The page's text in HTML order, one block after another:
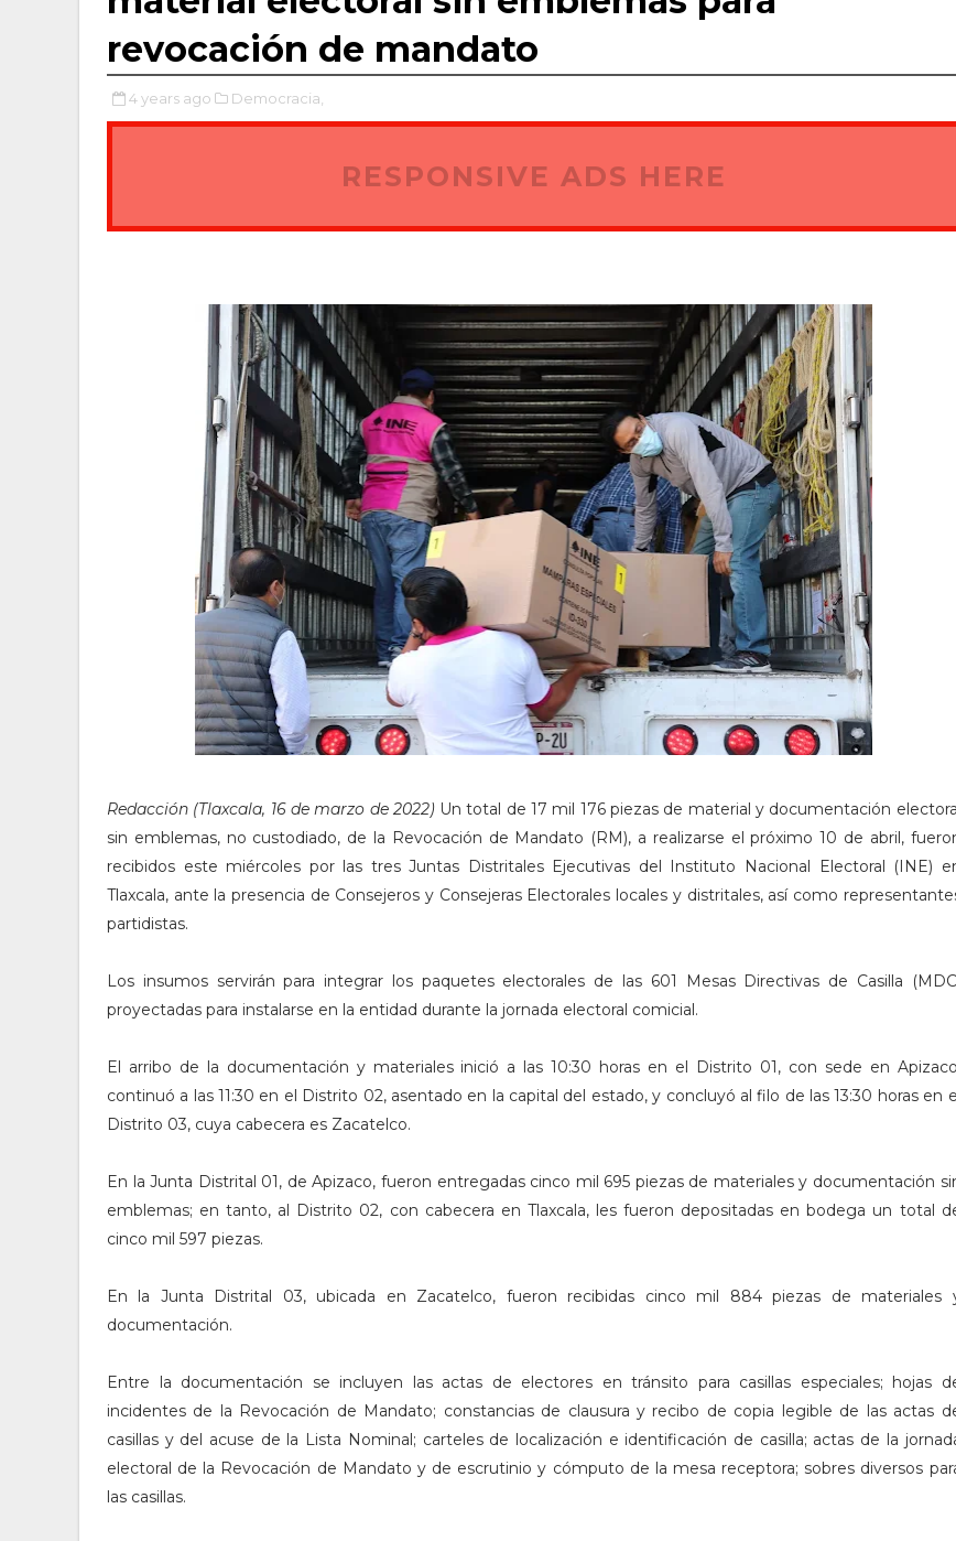
revocación de mandato
4 years ago Democracia,
RESPONSIVE ADS HERE
Redacción (Tlaxcala, 16 de marzo de 2022) Un total de 17 mil 176 piezas de material y documentación
sin emblemas, no custodiado, de la Revocación de Mandato (RM), a realizarse el próximo 10 de abril,
recibidos este miércoles por las tres Juntas Distritales Ejecutivas del Instituto Nacional Electoral (INE)
Tlaxcala, ante la presencia de Consejeros y Consejeras Electorales locales y distritales, así como
partidistas.
Los insumos servirán para integrar los paquetes electorales de las 601 Mesas Directivas de Casilla
proyectadas para instalarse en la entidad durante la jornada electoral comicial.
El arribo de la documentación y materiales inició a las 10:30 horas en el Distrito 01, con sede en
continuó a las 11:30 en el Distrito 02, asentado en la capital del estado, y concluyó al filo de las 13:30 horas en
Distrito 03, cuya cabecera es Zacatelco.
En la Junta Distrital 01, de Apizaco, fueron entregadas cinco mil 695 piezas de materiales y documentación
emblemas; en tanto, al Distrito 02, con cabecera en Tlaxcala, les fueron depositadas en bodega un total
cinco mil 597 piezas.
En la Junta Distrital 03, ubicada en Zacatelco, fueron recibidas cinco mil 884 piezas de materiales
documentación.
Entre la documentación se incluyen las actas de electores en tránsito para casillas especiales; hojas
incidentes de la Revocación de Mandato; constancias de clausura y recibo de copia legible de las actas
casillas y del acuse de la Lista Nominal; carteles de localización e identificación de casilla; actas de la
electoral de la Revocación de Mandato y de escrutinio y cómputo de la mesa receptora; sobres diversos
las casillas.